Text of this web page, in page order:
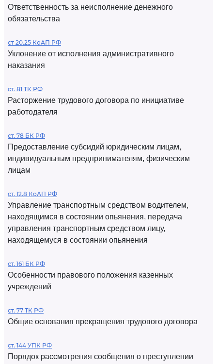
Ответственность за неисполнение денежного
обязательства
ст 20.25 КоАП РФ
Уклонение от исполнения административного
наказания
ст. 81 ТК РФ
Расторжение трудового договора по инициативе
работодателя
ст. 78 БК РФ
Предоставление субсидий юридическим лицам,
индивидуальным предпринимателям, физическим
лицам
ст. 12.8 КоАП РФ
Управление транспортным средством водителем,
находящимся в состоянии опьянения, передача
управления транспортным средством лицу,
находящемуся в состоянии опьянения
ст. 161 БК РФ
Особенности правового положения казенных
учреждений
ст. 77 ТК РФ
Общие основания прекращения трудового договора
ст. 144 УПК РФ
Порядок рассмотрения сообщения о преступлении